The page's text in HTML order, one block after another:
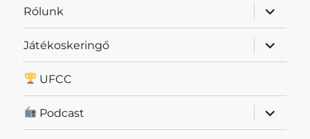
Rólunk
almenü
Játékoskeringő
almenü
UFCC
Podcast
almenü